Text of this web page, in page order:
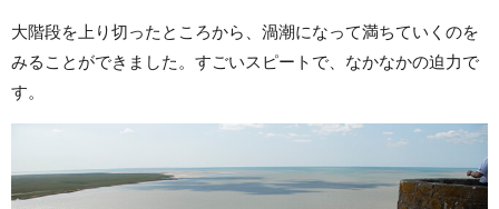
大階段を上り切ったところから、渦潮になって満ちていくのを
みることができました。すごいスピートで、なかなかの迫力で
す。